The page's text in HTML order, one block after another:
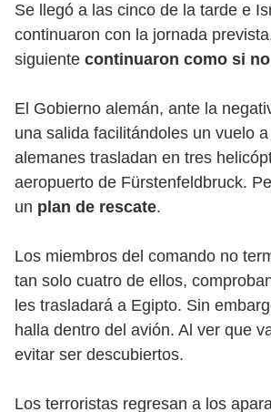
Se llegó a las cinco de la tarde e
continuaron con la jornada
siguiente continuaron como si
El Gobierno alemán, ante la
una salida facilitándoles un vuelo
alemanes trasladan en tres
aeropuerto de Fürstenfeldbruck.
un plan de rescate.
Los miembros del comando no
tan solo cuatro de ellos,
les trasladará a Egipto. Sin
halla dentro del avión. Al ver que
evitar ser descubiertos.
Los terroristas regresan a los